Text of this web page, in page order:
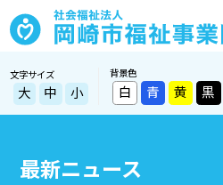
文字サイズ
大 中 小
背景色
白 青 黄 黒
最新ニュース